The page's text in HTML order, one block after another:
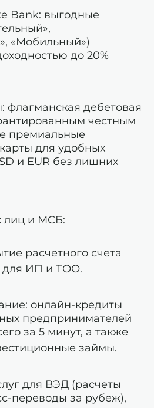
Bank: выгодные
«Мобильный»)
до 20%
флагманская дебетовая
честным
премиальные
для удобных
и EUR без лишних
лиц и МСБ:
расчетного счета
для ИП и ТОО.
онлайн-кредиты
предпринимателей
за 5 минут, а также
займы.
для ВЭД (расчеты
переводы за рубеж),